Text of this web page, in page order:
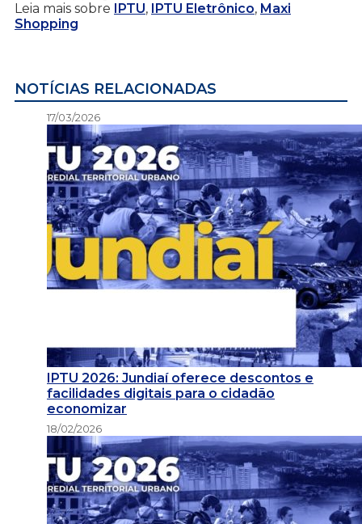
Leia mais sobre IPTU, IPTU Eletrônico, Maxi
Shopping
NOTÍCIAS RELACIONADAS
17/03/2026
IPTU 2026: Jundiaí oferece descontos e
facilidades digitais para o cidadão
economizar
18/02/2026